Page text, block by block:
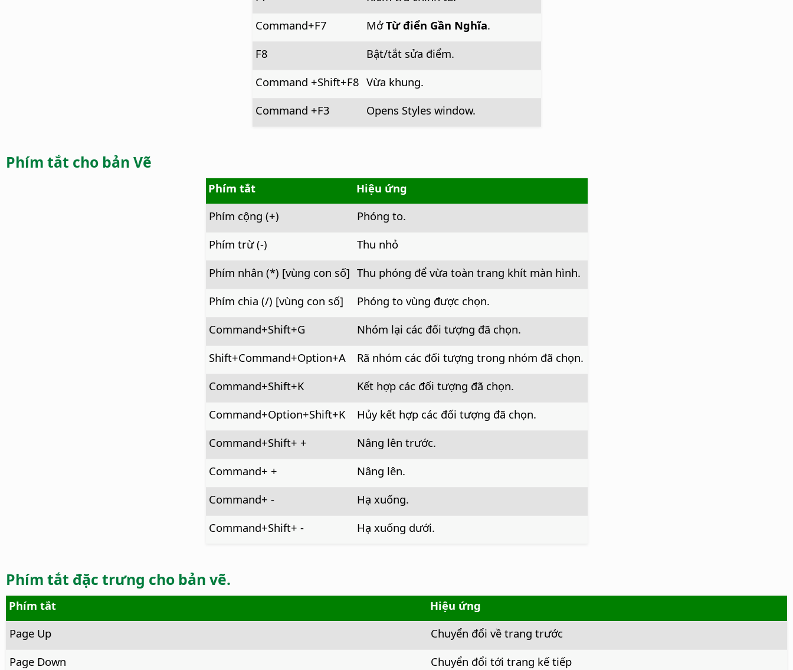
Command+F7 MởTừ điển Gần Nghĩa.
F8
Bật/tắt sửa điểm.
Command +Shift+F8 Vừa khung.
Command +F3 Opens Styles window.
Phím tắt cho bản Vẽ
Phím tắt
Hiệu ứng
Phím cộng (+)
Phóng to.
Phím trừ (-)
Thu nhỏ
Phím nhân (*) [vùng con số] Thu phóng để vừa toàn trang khít màn hình.
Phím chia (/) [vùng con số]
Phóng to vùng được chọn.
Command+Shift+G
Nhóm lại các đối tượng đã chọn.
Shift+Command+Option+A
Rã nhóm các đối tượng trong nhóm đã chọn.
Command+Shift+K
Kết hợp các đối tượng đã chọn.
Command+Option+Shift+K
Hủy kết hợp các đối tượng đã chọn.
Command+Shift+ +
Nâng lên trước.
Command+ +
Nâng lên.
Command+ -
Hạ xuống.
Command+Shift+ - Hạ xuống dưới.
Phím tắt đặc trưng cho bản vẽ.
Phím tắt
Hiệu ứng
Page Up
Chuyển đổi về trang trước
Page Down
Chuyển đổi tới trang kế tiếp